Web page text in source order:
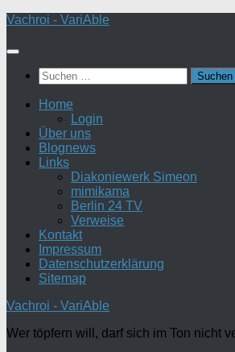
Zum
springen
Vachroi - VariAble
Suchen
nach:
Home
Login
Über uns
Blognews
Links
Diakoniewerk Simeon
mimikama
Berlin 24 TV
Verweise
Kontakt
Impressum
Datenschutzerklärung
Sitemap
Vachroi - VariAble
Wer töpfern will, darf sich im Ton nicht